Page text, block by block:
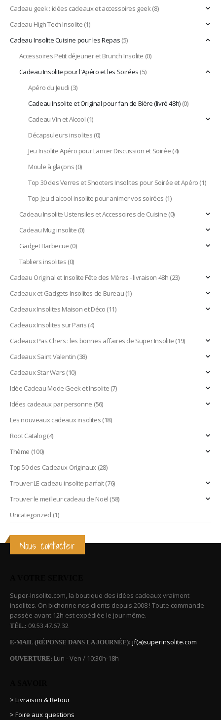
Cadeau geek : idées cadeaux et accessoires geek(8)
Cadeau High Tech Insolite(1)
Cadeau Insolite Cuisine pour les Repas(5)
Accessoires Petit déjeuner et Brunch Insolite (0)
Cadeau Insolite pour l'Apéro et les Soirées(5)
Apéro du Jeudi(3)
Cadeau Insolite et Original pour fan de Bière (livré 48h)(0)
Cadeau Vin et Alcool(1)
Décapsuleurs insolites(0)
Jeu Insolite Apéro pour Lancer Discussion et Soirée(4)
Moule à glaçons(0)
Top 30 des Verres et Shooters Insolites pour Soirée et Apéro(1)
Top Jeu d'alcool insolite pour animer vos soirées (1)
Cadeau Insolite Ustensiles et Accessoires de Cuisine(0)
Cadeau Mug insolite(0)
Gadget Barbecue(0)
Tabliers insolites(0)
Cadeau Original et Insolite Fête des Mères - livraison 48h(23)
Cadeaux et Gadgets Insolites de Bureau(1)
Cadeaux Insolites Maison et Déco(11)
Cadeaux Insolites sur Paris(4)
Cadeaux Pas Chers : les bonnes affaires de Super Insolite(19)
Cadeaux Saint Valentin(38)
Cadeaux Star Wars(10)
Idée Cadeau Mode Geek et Insolite(7)
Idées cadeaux par personne (56)
Les nouveaux cadeaux insolites(18)
Root Catalog(4)
Thème (100)
Top 50 des Cadeaux Originaux(28)
Trouver LE cadeau insolite parfait(76)
Trouver le meilleur cadeau de Noël(58)
Uncategorized (1)
Nous contacter
Super-Insolite.com, la boutique des idées cadeaux vraiment
insolites. On bichonne nos clients depuis 2008 ! Toute commande
passée avant 12h est expédiée le jour même.
TÉL.: 09.53.47.67.32
E-MAIL (RÉPONSE DANS LA JOURNÉE): jf(a)superinsolite.com
OUVERTURE: Lun - Ven / 10:30h-18h
> Livraison & Retour
> Foire aux questions